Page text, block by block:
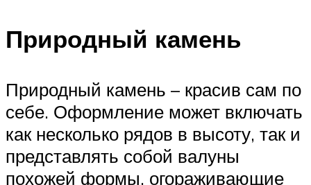
Природный камень
Природный камень – красив сам по
себе. Оформление может включать
как несколько рядов в высоту, так и
представлять собой валуны
похожей формы, огораживающие